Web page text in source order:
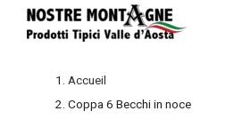
Accueil
Coppa 6 Becchi in noce